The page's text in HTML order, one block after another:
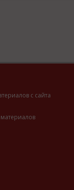
с сайта